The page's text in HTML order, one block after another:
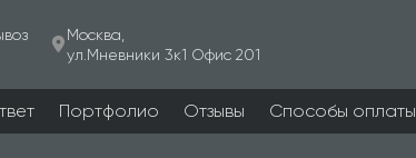
Москва,
ул.Мневники 3к1 Офис 201
Портфолио Отзывы Способы оплаты